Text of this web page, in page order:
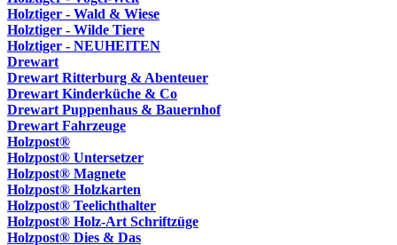
Holztiger - Wald & Wiese
Holztiger - Wilde Tiere
Holztiger - NEUHEITEN
Drewart
Drewart Ritterburg & Abenteuer
Drewart Kinderküche & Co
Drewart Puppenhaus & Bauernhof
Drewart Fahrzeuge
Holzpost®
Holzpost® Untersetzer
Holzpost® Magnete
Holzpost® Holzkarten
Holzpost® Teelichthalter
Holzpost® Holz-Art Schriftzüge
Holzpost® Dies & Das